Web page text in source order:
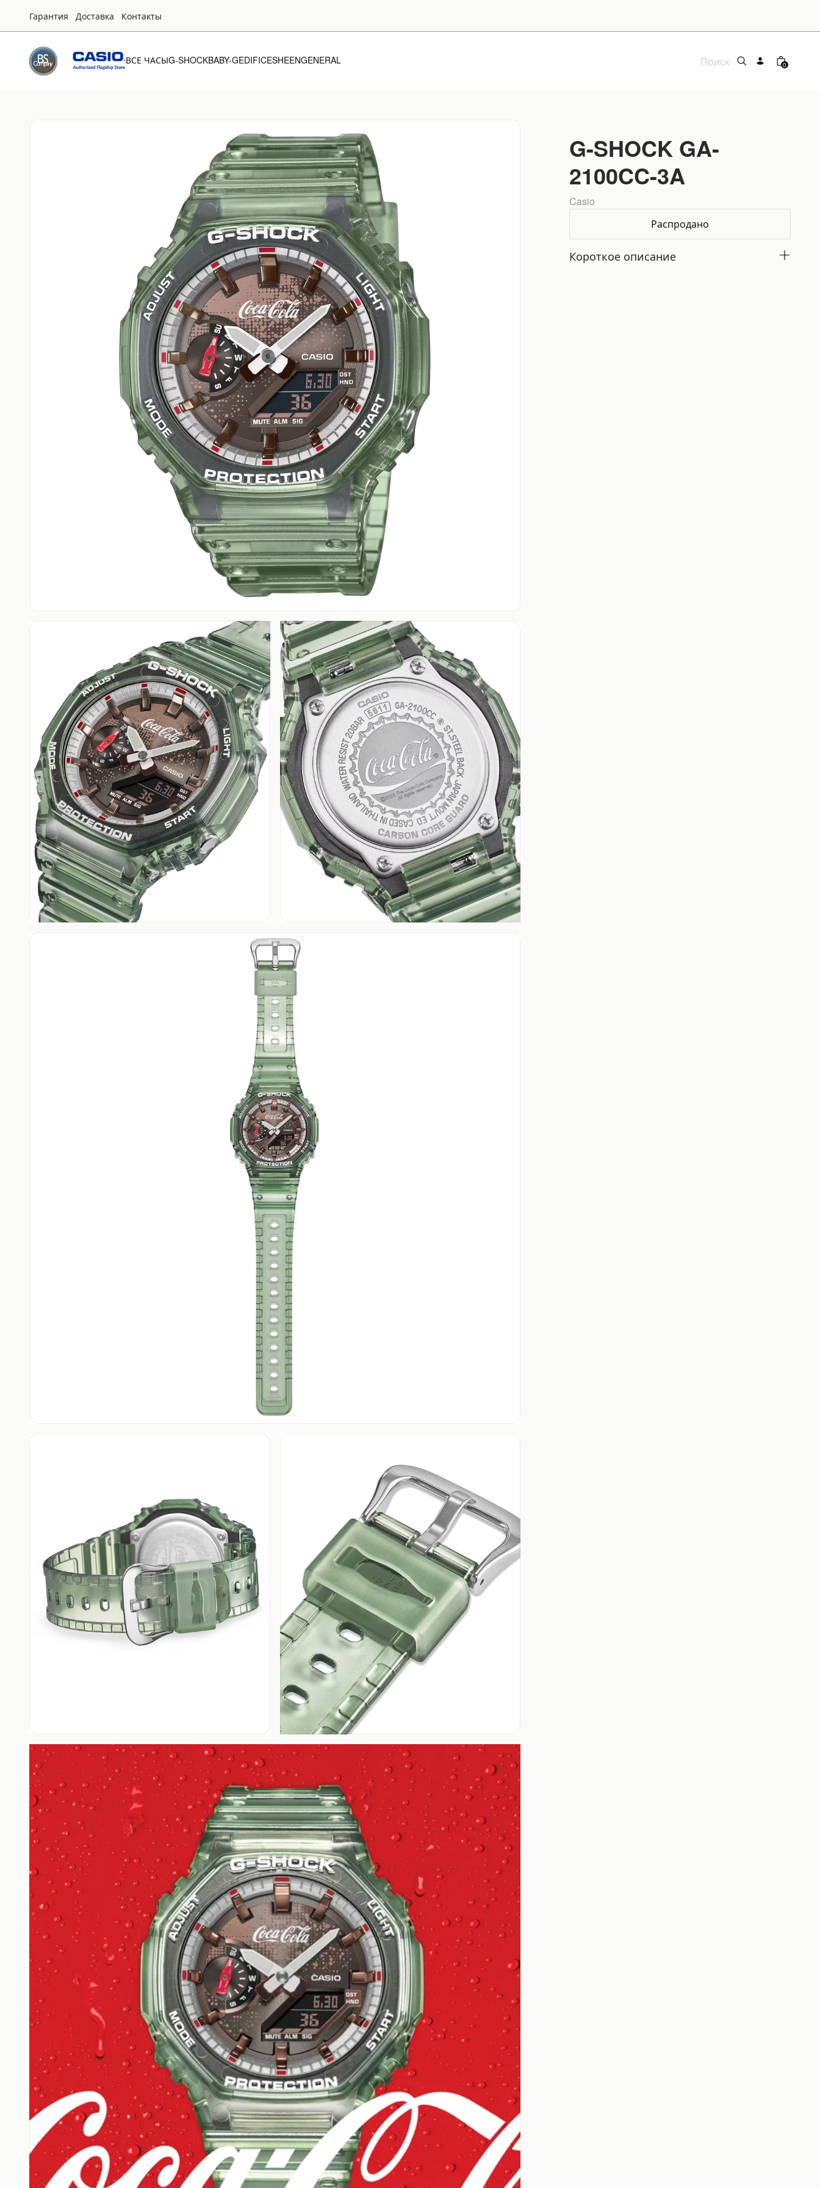
Гарантия Доставка Контакты
ВСЕ ЧАСЫG-SHOCKBABY-GEDIFICESHEENGENERAL 0
G-SHOCK GA-
2100CC-3A
Casio
Распродано
Короткое описание